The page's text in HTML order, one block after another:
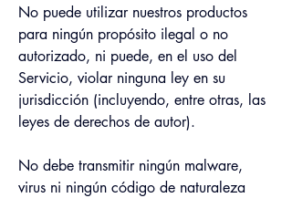
No puede utilizar nuestros productos
para ningún propósito ilegal o no
autorizado, ni puede, en el uso del
Servicio, violar ninguna ley en su
jurisdicción (incluyendo, entre otras, las
leyes de derechos de autor).
No debe transmitir ningún malware,
virus ni ningún código de naturaleza